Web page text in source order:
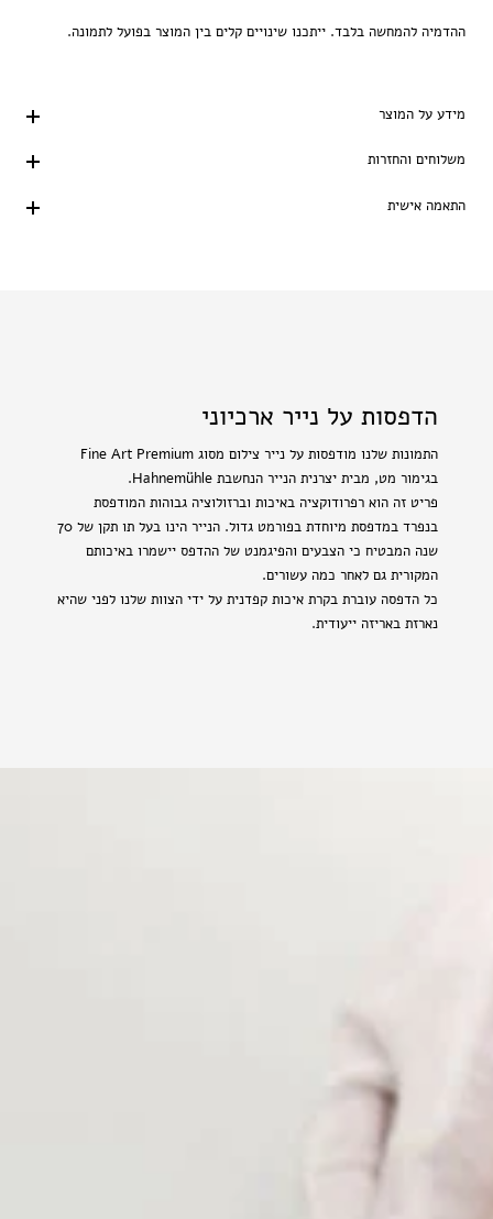
ההדמיה להמחשה בלבד. ייתכנו שינויים קלים בין המוצר בפועל לתמונה.
מידע על המוצר
משלוחים והחזרות
התאמה אישית
הדפסות על נייר ארכיוני
התמונות שלנו מודפסות על נייר צילום מסוג Fine Art Premium
בגימור מט, מבית יצרנית הנייר הנחשבת Hahnemühle.
פריט זה הוא רפרודוקציה באיכות וברזולוציה גבוהות המודפסת
בנפרד במדפסת מיוחדת בפורמט גדול. הנייר הינו בעל תו תקן של 70
שנה המבטיח כי הצבעים והפיגמנט של ההדפס יישמרו באיכותם
המקורית גם לאחר כמה עשורים.
כל הדפסה עוברת בקרת איכות קפדנית על ידי הצוות שלנו לפני שהיא
נארזת באריזה ייעודית.